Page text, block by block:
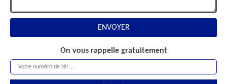
On vous rappelle gratuitement